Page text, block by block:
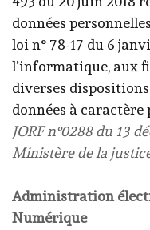
données
loi n° 78-17 du 6
l’informatique, aux
diverses
données à caractère
JORF n°0288 du 13
Ministère de la
Administration
Numérique